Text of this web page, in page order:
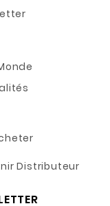
Distributeur